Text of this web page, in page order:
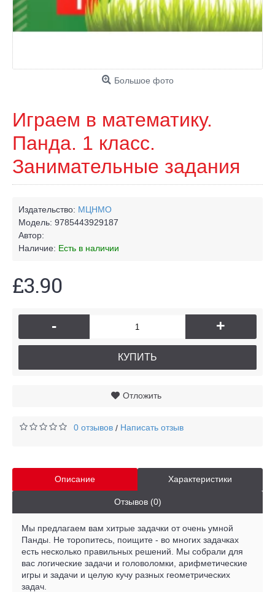
Большое фото
Играем в математику.
Панда. 1 класс.
Занимательные задания
Издательство: МЦНМО
Модель: 9785443929187
Автор:
Наличие: Есть в наличии
£3.90
- +
КУПИТЬ
Отложить
0 отзывов / Написать отзыв
Описание Характеристики
Отзывов (0)
Мы предлагаем вам хитрые задачки от очень умной
Панды. Не торопитесь, поищите - во многих задачках
есть несколько правильных решений. Мы собрали для
вас логические задачи и головоломки, арифметические
игры и задачи и целую кучу разных геометрических
задач.